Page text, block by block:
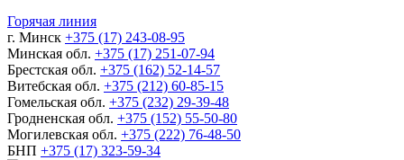
Горячая линия
г. Минск +375 (17) 243-08-95
Минская обл. +375 (17) 251-07-94
Брестская обл. +375 (162) 52-14-57
Витебская обл. +375 (212) 60-85-15
Гомельская обл. +375 (232) 29-39-48
Гродненская обл. +375 (152) 55-50-80
Могилевская обл. +375 (222) 76-48-50
БНП +375 (17) 323-59-34